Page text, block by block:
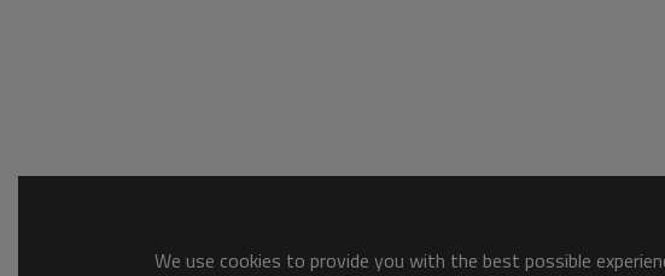
We use cookies to provide you with the best possible